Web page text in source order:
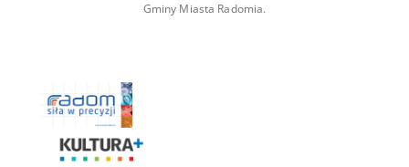
Gminy Miasta Radomia.